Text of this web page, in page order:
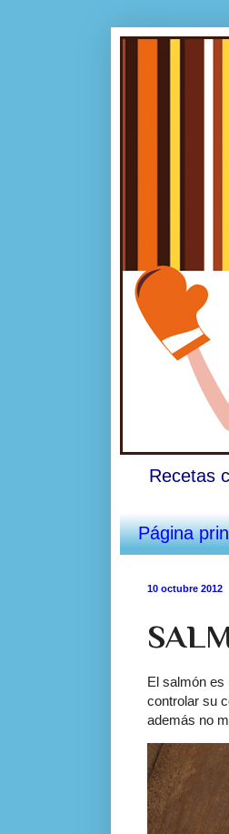
Recetas
Página
10 octubre 2012
El salmón es
controlar su
además no